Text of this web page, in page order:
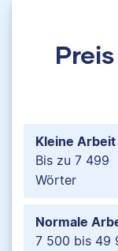
Kleine Arbeit
Bis zu 7 499
Wörter
Normale
7 500 bis 49